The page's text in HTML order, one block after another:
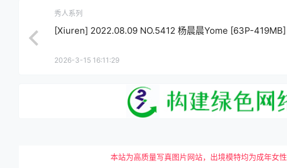
秀人系列
[Xiuren] 2022.08.09 NO.5412 杨晨晨Yome [63P-419MB]
2026-3-15 16:11:29
本站为高质量写真图片网站，出境模特均为成年女